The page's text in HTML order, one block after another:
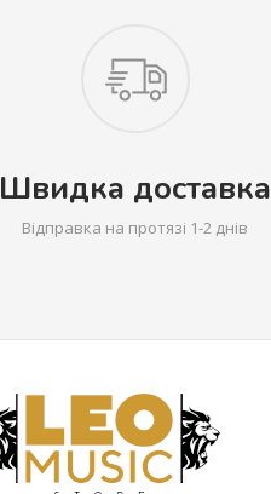
Швидка доставка
Відправка на протязі 1-2 днів